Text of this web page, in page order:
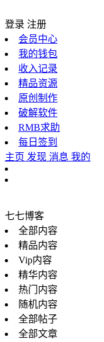
登录 注册
会员中心
我的钱包
收入记录
精品资源
原创制作
破解软件
RMB求助
每日签到
主页 发现 消息 我的
七七博客
全部内容
精品内容
Vip内容
精华内容
热门内容
随机内容
全部帖子
全部文章